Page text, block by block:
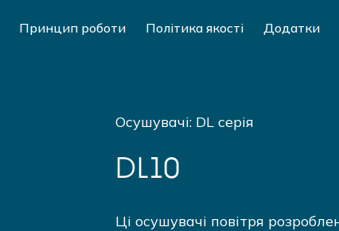
Принцип роботи Політика якості Додатки
Осушувачі: DL серія
DL10
Ці осушувачі повітря